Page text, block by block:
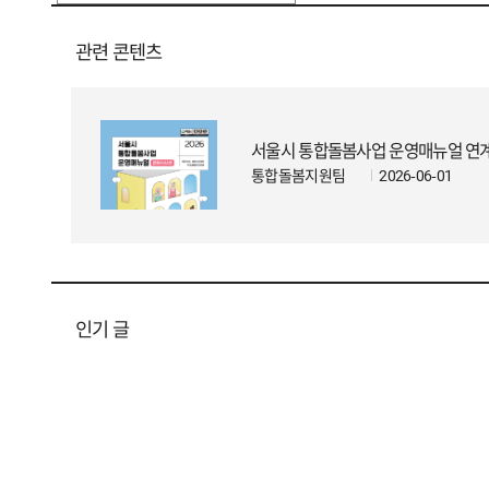
관련 콘텐츠
서울시 통합돌봄사업 운영매뉴얼 연
통합돌봄지원팀 2026-06-01
인기 글